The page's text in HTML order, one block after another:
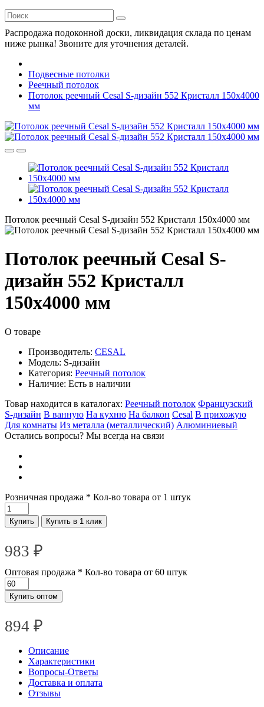
Распродажа подоконной доски, ликвидация склада по ценам
ниже рынка! Звоните для уточнения деталей.
Подвесные потолки
Реечный потолок
Потолок реечный Cesal S-дизайн 552 Кристалл 150х4000
мм
Потолок реечный Cesal S-дизайн 552 Кристалл 150х4000 мм
Потолок реечный Cesal S-
дизайн 552 Кристалл
150х4000 мм
О товаре
Производитель: CESAL
Модель: S-дизайн
Категория: Реечный потолок
Наличие: Есть в наличии
Товар находится в каталогах: Реечный потолок Французский
S-дизайн В ванную На кухню На балкон Cesal В прихожую
Для комнаты Из металла (металлический) Алюминиевый
Остались вопросы? Мы всегда на связи
Розничная продажа * Кол-во товара от 1 штук
Купить Купить в 1 клик
983 ₽
Оптовая продажа * Кол-во товара от 60 штук
Купить оптом
894 ₽
Описание
Характеристики
Вопросы-Ответы
Доставка и оплата
Отзывы